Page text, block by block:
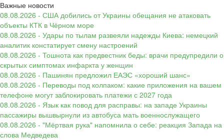
Важные новости
08.08.2026 - США добились от Украины обещания не атаковать
объекты КТК в Чёрном море
08.08.2026 - Удары по тылам развеяли надежды Киева: немецкий
аналитик констатирует смену настроений
08.08.2026 - Тошнота как предвестник беды: врачи предупредили о
скрытых симптомах инфаркта у женщин
08.08.2026 - Пашинян предложил ЕАЭС «хороший шанс»
08.08.2026 - Переводы под колпаком: какие приложения на вашем
телефоне могут заблокировать платежи с 2027 года
08.08.2026 - Язык как повод для расправы: на западе Украины
пассажиры вышвырнули из автобуса мать военнослужащего
08.08.2026 - "Мёртвая рука" напомнила о себе: реакция Запада на
слова Медведева